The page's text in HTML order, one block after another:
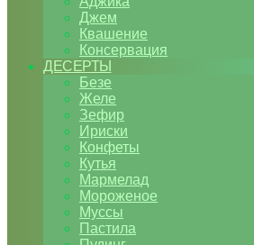
Джем
Квашение
Консервация
ДЕСЕРТЫ
Безе
Желе
Зефир
Ириски
Конфеты
Кутья
Мармелад
Мороженое
Муссы
Пастила